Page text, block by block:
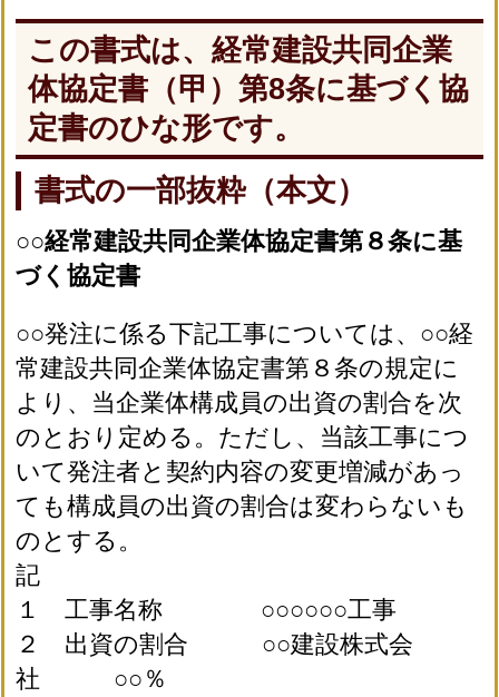
この書式は、経常建設共同企業
体協定書（甲）第8条に基づく協
定書のひな形です。
書式の一部抜粋（本文）
○○経常建設共同企業体協定書第８条に基
づく協定書
○○発注に係る下記工事については、○○経
常建設共同企業体協定書第８条の規定に
より、当企業体構成員の出資の割合を次
のとおり定める。ただし、当該工事につ
いて発注者と契約内容の変更増減があっ
ても構成員の出資の割合は変わらないも
のとする。
記
１ 工事名称 ○○○○○○工事
２ 出資の割合 ○○建設株式会
社 ○○％